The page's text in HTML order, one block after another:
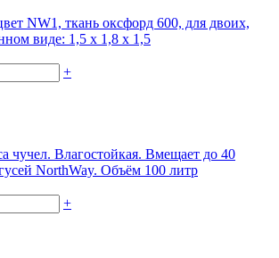
NW1, ткань оксфорд 600, для двоих,
виде: 1,5 х 1,8 х 1,5
+
чучел. Влагостойкая. Вмещает до 40
NorthWay. Объём 100 литр
+